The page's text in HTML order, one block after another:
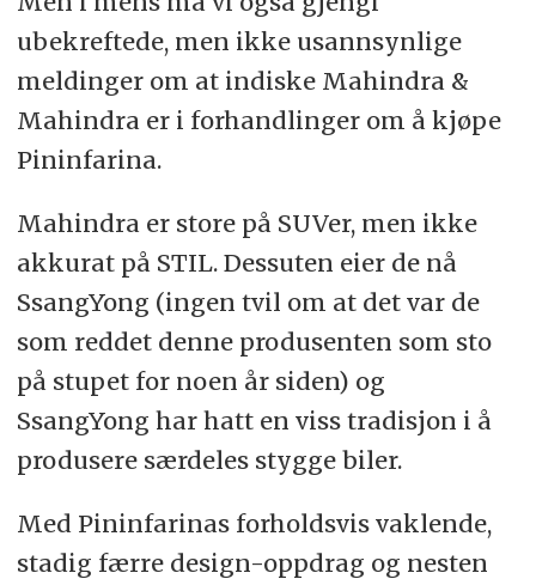
ubekreftede, men ikke usannsynlige
meldinger om at indiske Mahindra &
Mahindra er i forhandlinger om å kjøpe
Pininfarina.
Mahindra er store på SUVer, men ikke
akkurat på STIL. Dessuten eier de nå
SsangYong (ingen tvil om at det var de
som reddet denne produsenten som sto
på stupet for noen år siden) og
SsangYong har hatt en viss tradisjon i å
produsere særdeles stygge biler.
Med Pininfarinas forholdsvis vaklende,
stadig færre design-oppdrag og nesten